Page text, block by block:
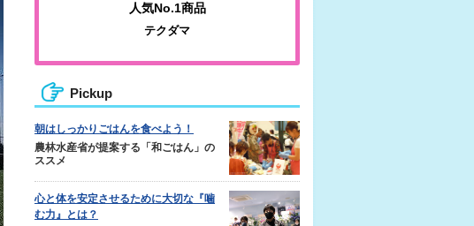
わかりやすい質問に沿って書ける
サカイクサッカーノート
Pickup
朝はしっかりごはんを食べよう！
農林水産省が提案する「和ごはん」の
ススメ
心と体を安定させるために大切な『噛
む力』とは？